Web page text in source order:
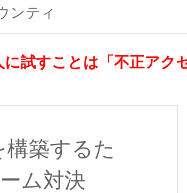
ンティ
試すことは「不正ア
築するた
ム対決